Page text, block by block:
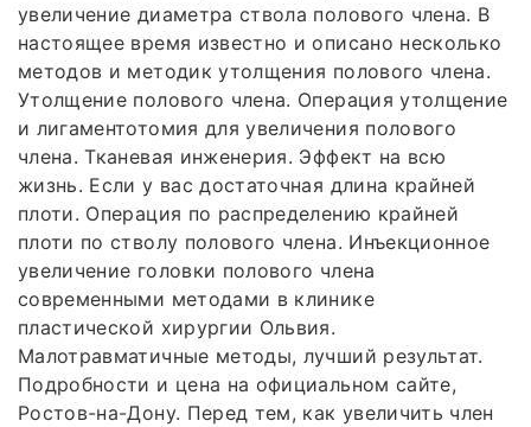
увеличение диаметра ствола полового члена. В
настоящее время известно и описано несколько
методов и методик утолщения полового члена.
Утолщение полового члена. Операция утолщение
и лигаментотомия для увеличения полового
члена. Тканевая инженерия. Эффект на всю
жизнь. Если у вас достаточная длина крайней
плоти. Операция по распределению крайней
плоти по стволу полового члена. Инъекционное
увеличение головки полового члена
современными методами в клинике
пластической хирургии Ольвия.
Малотравматичные методы, лучший результат.
Подробности и цена на официальном сайте,
Ростов-на-Дону. Перед тем, как увеличить член